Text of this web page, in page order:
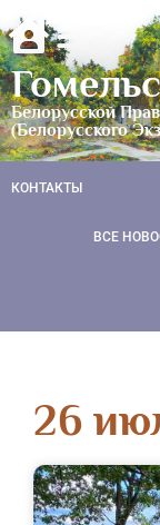
Белорусской
(Белорусского
КОНТАКТЫ
ВСЕ
26